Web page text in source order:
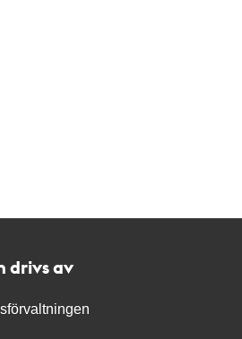
drivs av